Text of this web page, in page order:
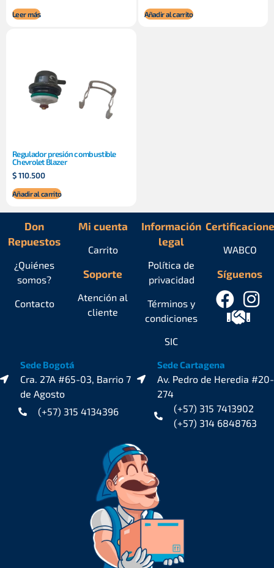
Leer más Añadir al carrito
Regulador presión combustible
Chevrolet Blazer
$110.500
Añadir al carrito
Don
Repuestos
¿Quiénes
somos?
Contacto
Mi cuenta
Carrito
Soporte
Atención al
cliente
Información
legal
Política de
privacidad
Términos y
condiciones
SIC
Síguenos
WABCO
Sede Bogotá
Cra. 27A #65-03, Barrio 7
de Agosto
(+57) 315 4134396
Sede Cartagena
Av. Pedro de Heredia #20-
274
(+57) 315 7413902
(+57) 314 6848763